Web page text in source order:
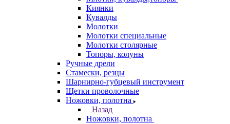
Киянки
Кувалды
Молотки
Молотки специальные
Молотки столярные
Топоры, колуны
Ручные дрели
Стамески, резцы
Шарнирно-губцевый инструмент
Щетки проволочные
Ножовки, полотна
Назад
Ножовки, полотна